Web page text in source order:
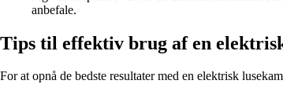
anbefale.
Tips til effektiv brug af en
For at opnå de bedste resultater med en elektrisk